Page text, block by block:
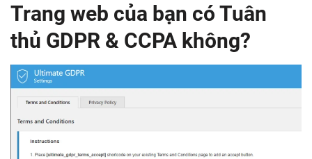
Trang web của bạn có Tuân
thủ GDPR & CCPA không?